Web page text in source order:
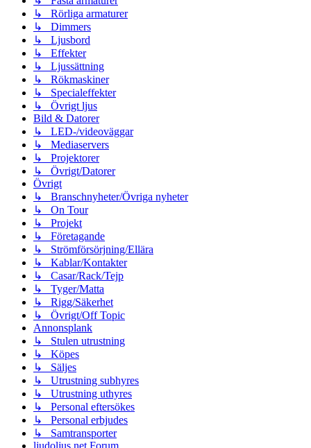
↳ Rörliga armaturer
↳ Dimmers
↳ Ljusbord
↳ Effekter
↳ Ljussättning
↳ Rökmaskiner
↳ Specialeffekter
↳ Övrigt ljus
Bild & Datorer
↳ LED-/videoväggar
↳ Mediaservers
↳ Projektorer
↳ Övrigt/Datorer
Övrigt
↳ Branschnyheter/Övriga nyheter
↳ On Tour
↳ Projekt
↳ Företagande
↳ Strömförsörjning/Ellära
↳ Kablar/Kontakter
↳ Casar/Rack/Tejp
↳ Tyger/Matta
↳ Rigg/Säkerhet
↳ Övrigt/Off Topic
Annonsplank
↳ Stulen utrustning
↳ Köpes
↳ Säljes
↳ Utrustning subhyres
↳ Utrustning uthyres
↳ Personal eftersökes
↳ Personal erbjudes
↳ Samtransporter
ljudoljus.net Forum